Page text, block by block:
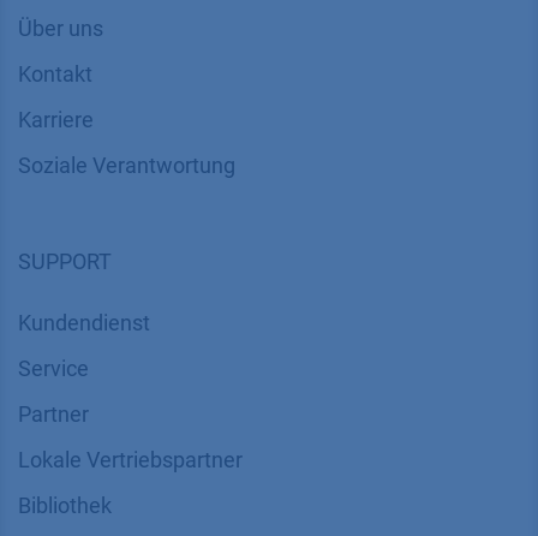
Über uns
Kontakt
Karriere
Soziale Verantwortung
SUPPORT
Kundendienst
Service
Partner
Lokale Vertriebspartner
Bibliothek